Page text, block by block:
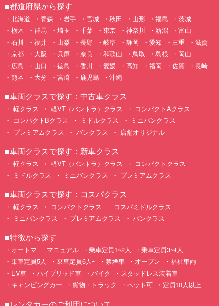
■都道府県から探す
北海道 青森 岩手 宮城 秋田 山形 福島
茨城
栃木
群馬 埼玉 千葉 東京 神奈川 新潟
富山
石川
福井 山梨 長野 岐阜 静岡 愛知 三重
滋賀
京都
大阪 兵庫 奈良 和歌山 鳥取 島根
岡山
広島
山口 徳島 香川 愛媛 高知 福岡 佐賀
長崎
熊本
大分 宮崎 鹿児島 沖縄
■車両クラスで探す：中古車クラス
軽クラス 軽VT（バントラ）クラス
コンパクトAクラス
コンパクトBクラス
ミドルクラス
ミニバンクラス
プレミアムクラス
バンクラス 店舗オリジナル
■車両クラスで探す：新車クラス
軽クラス 軽VT（バントラ）クラス
コンパクトクラス
ミドルクラス
ミニバンクラス プレミアムクラス
■車両クラスで探す：コスパクラス
軽クラス コンパクトクラス
コスパミドルクラス
ミニバンクラス
プレミアムクラス バンクラス
■特徴から探す
オートマ マニュアル 乗車定員1~2人
乗車定員3~4人
乗車定員5人
乗車定員6人~ 禁煙車 オープン
福祉車両
EV車
ハイブリッド車 バイク
スタッドレス装着車
キャンピングカー
貨物・トラック ペット可 定員10人以上